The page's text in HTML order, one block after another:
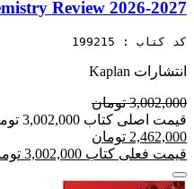
Review 2026-2027
کد کتاب : 199215
انتشارات Kaplan
3,002,000 تومان
قیمت اصلی کتاب 3,002,000 تومان بود
2,462,000 تومان
قیمت فعلی کتاب 3,002,000 تومان است